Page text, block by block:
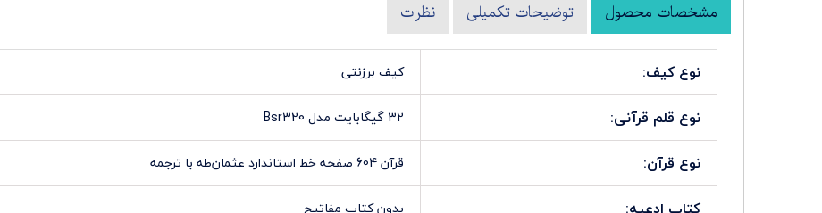
مشخصات محصول توضیحات تکمیلی نظرات
نوع کیف: کیف برزنتی
نوع قلم قرآنی: 32 گیگابایت مدل Bsr320
نوع قرآن: قرآن 604 صفحه خط استاندارد عثمان‌طه با ترجمه
بدون کتاب مفاتیح